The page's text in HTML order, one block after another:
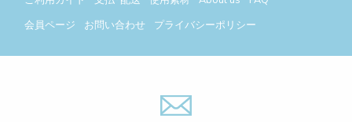
会員ページ
お問い合わせ プライバシーポリシー